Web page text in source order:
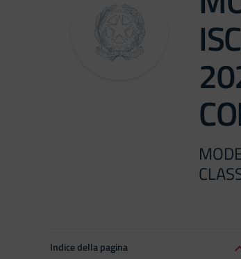
Indice della pagina